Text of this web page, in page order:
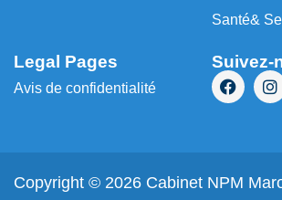
Santé&
Legal Pages
Avis de confidentialité
Suivez-
Copyright © 2026 Cabinet NPM